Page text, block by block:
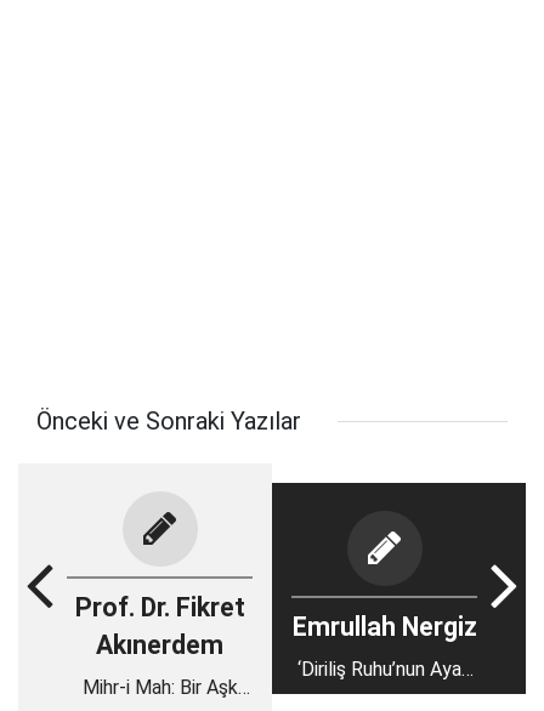
Önceki ve Sonraki Yazılar
Prof. Dr. Fikret
Akınerdem
Mihr-i Mah: Bir Aşk
Emrullah Nergiz
‘Diriliş Ruhu’nun Ayak
Sesleri